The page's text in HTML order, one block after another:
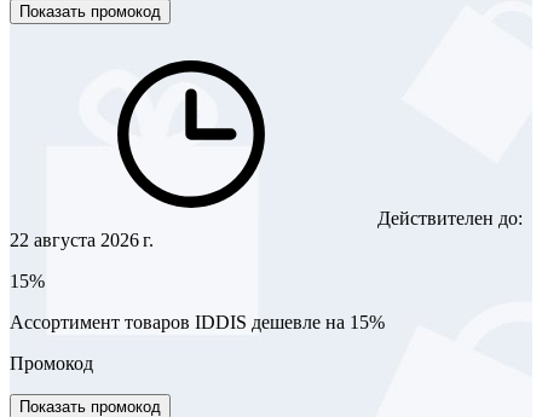
Показать промокод
Действителен до:
22 августа 2026 г.
15%
Ассортимент товаров IDDIS дешевле на 15%
Промокод
Показать промокод